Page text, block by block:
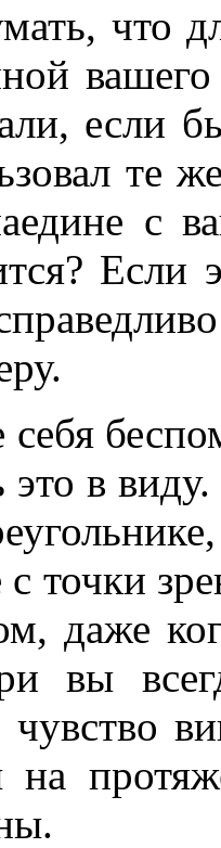
что
если
те
с
Если
себя
в виду.
точки
даже
вы